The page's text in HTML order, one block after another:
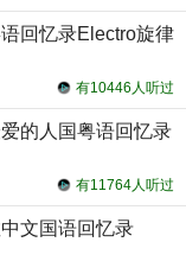
回忆录Electro旋律
有10446人听过
的人国粤语回忆录
有11764人听过
文国语回忆录